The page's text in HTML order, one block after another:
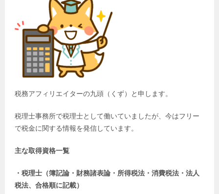
税務アフィリエイターの九頭（くず）と申します。
税理士事務所で税理士として働いていましたが、今はフリー
で税金に関する情報を発信しています。
主な取得資格一覧
・税理士（簿記論・財務諸表論・所得税法・消費税法・法人
税法、合格順に記載）